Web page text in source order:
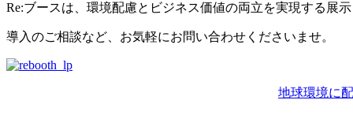
Re:ブースは、環境配慮とビジネス価値の両立を実現する展
導入のご相談など、お気軽にお問い合わせくださいませ。
地球環境に